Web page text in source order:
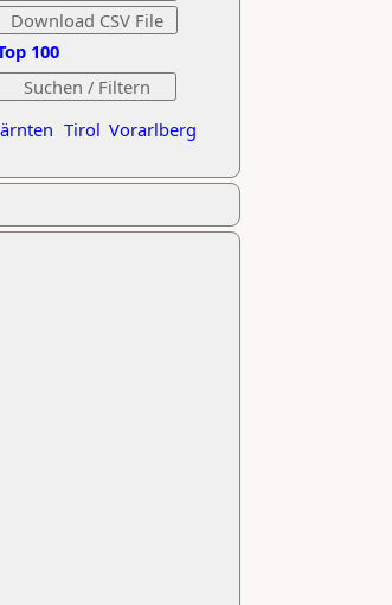
Tirol Vorarlberg
100